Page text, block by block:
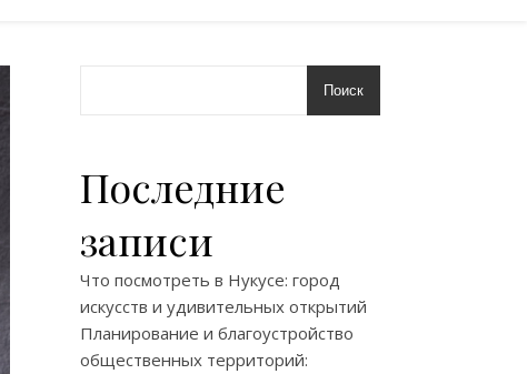
Поиск
Последние
записи
Что посмотреть в Нукусе: город
искусств и удивительных открытий
Планирование и благоустройство
общественных территорий: